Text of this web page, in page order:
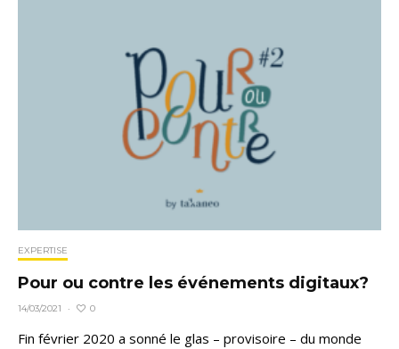
EXPERTISE
Pour ou contre les événements digitaux?
14/03/2021 · 0
Fin février 2020 a sonné le glas – provisoire – du monde